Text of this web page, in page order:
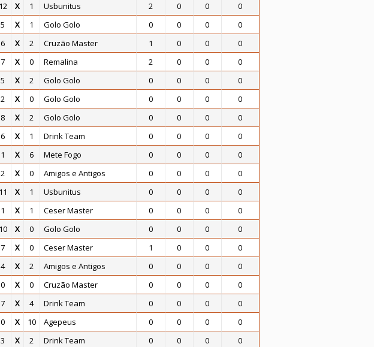
12 X 1 Usbunitus 2 0 0
0
5 X 1 Golo Golo 0 0 0
0
6 X 2 Cruzão Master 1 0 0
0
7 X 0 Remalina 2 0 0
0
5 X 2 Golo Golo 0 0 0
0
2 X 0 Golo Golo 0 0 0
0
8 X 2 Golo Golo 0 0 0
0
6 X 1 Drink Team 0 0 0
0
1 X 6 Mete Fogo 0 0 0
0
2 X 0 Amigos e Antigos 0 0 0
0
11 X 1 Usbunitus 0 0 0
0
1 X 1 Ceser Master 0 0 0
0
10 X 0 Golo Golo 0 0 0
0
7 X 0 Ceser Master 1 0 0
0
4 X 2 Amigos e Antigos 0 0 0
0
0 X 0 Cruzão Master 0 0 0
0
7 X 4 Drink Team 0 0 0
0
0 X 10 Agepeus 0 0 0
0
3 X 2 Drink Team 0 0 0 0